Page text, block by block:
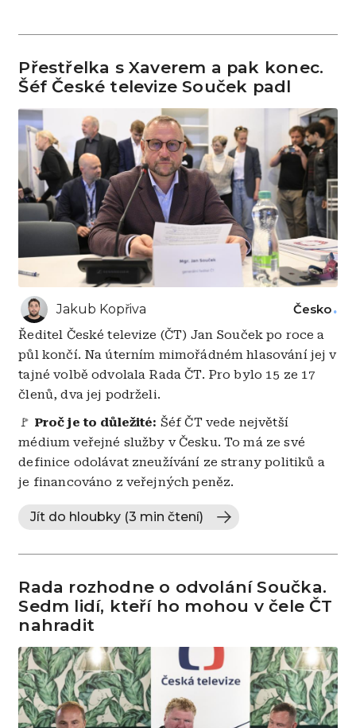
Přestřelka s Xaverem a pak konec.
Šéf České televize Souček padl
Jakub Kopřiva Česko
Ředitel České televize (ČT) Jan Souček po roce a
půl končí. Na úterním mimořádném hlasování jej v
tajné volbě odvolala Rada ČT. Pro bylo 15 ze 17
členů, dva jej podrželi.
🚩 Proč je to důležité: Šéf ČT vede největší
médium veřejné služby v Česku. To má ze své
definice odolávat zneužívání ze strany politiků a
je financováno z veřejných peněz.
Jít do hloubky (3 min čtení)
Rada rozhodne o odvolání Součka.
Sedm lidí, kteří ho mohou v čele ČT
nahradit